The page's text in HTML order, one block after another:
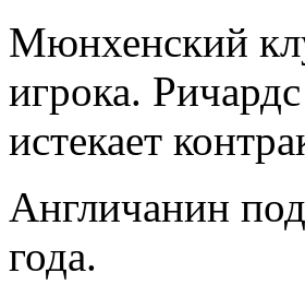
Мюнхенский
игрока.
истекает
Англичанин
года.